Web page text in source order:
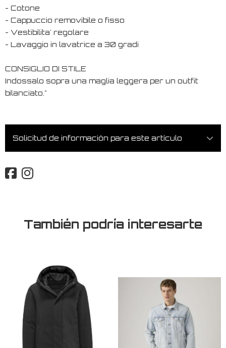
- Cotone
- Cappuccio removibile o fisso
- Vestibilita' regolare
- Lavaggio in lavatrice a 30 gradi
CONSIGLIO DI STILE
Indossalo sopra una maglia leggera per un outfit
bilanciato."
Solicitud de información para este artículo
También podría interesarte